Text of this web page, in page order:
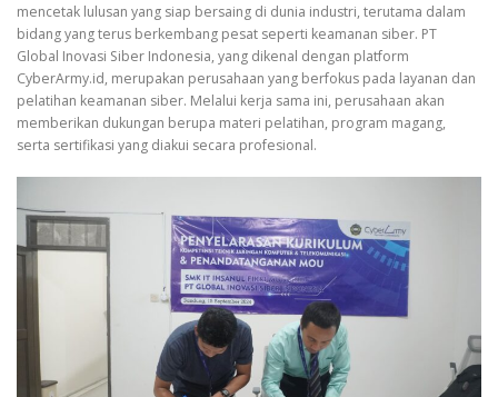
mencetak lulusan yang siap bersaing di dunia industri, terutama dalam
bidang yang terus berkembang pesat seperti keamanan siber. PT
Global Inovasi Siber Indonesia, yang dikenal dengan platform
CyberArmy.id, merupakan perusahaan yang berfokus pada layanan dan
pelatihan keamanan siber. Melalui kerja sama ini, perusahaan akan
memberikan dukungan berupa materi pelatihan, program magang,
serta sertifikasi yang diakui secara profesional.